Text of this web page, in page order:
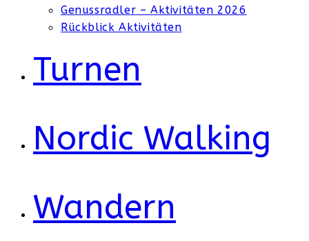
Genussradler – Aktivitäten 2026
Rückblick Aktivitäten
Turnen
Nordic Walking
Wandern